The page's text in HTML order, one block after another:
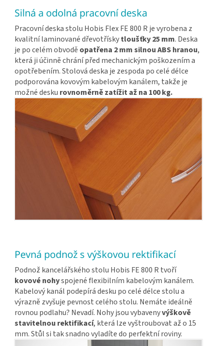
Silná a odolná pracovní deska
Pracovní deska stolu Hobis Flex FE 800 R je vyrobena z
kvalitní laminované dřevotřískytloušťky 25 mm. Deska
je po celém obvodě opatřena 2 mm silnou ABS hranou,
která ji účinně chrání před mechanickým poškozením a
opotřebením. Stolová deska je zespoda po celé délce
podporována kovovým kabelovým kanálem, takže je
možné desku rovnoměrně zatížit až na 100 kg.
Pevná podnož s výškovou rektifikací
Podnož kancelářského stolu Hobis FE 800 R tvoří
kovové nohyspojené flexibilním kabelovým kanálem.
Kabelový kanál podepírá desku po celé délce stolu a
výrazně zvyšuje pevnost celého stolu. Nemáte ideálně
rovnou podlahu? Nevadí. Nohy jsou vybavenyvýškově
stavitelnou rektifikací, která lze vyštroubovat až o 15
mm. Stůl si tak snadno vyladíte do perfektní roviny.